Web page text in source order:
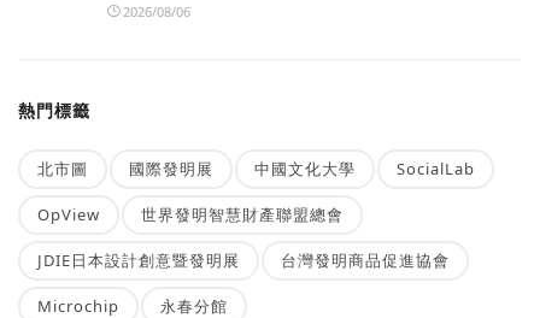
2026/08/06
熱門標籤
北市圖 國際發明展 中國文化大學 SocialLab
OpView 世界發明智慧財產聯盟總會
JDIE日本設計創意暨發明展 台灣發明商品促進協會
Microchip 永春分館